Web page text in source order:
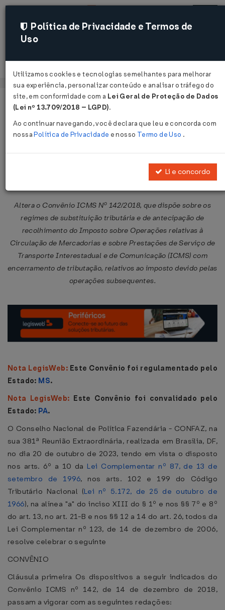
Acessar
Página Inicial Legislações
Convênio ICMS Nº 171 DE
Altera o Convênio ICMS Nº 142/2018, que dispõe sobre os
regimes de substituição tributária e de antecipação de
recolhimento do Imposto sobre Operações relativas à
Circulação de Mercadorias e sobre Prestações de Serviço de
Transporte Interestadual e de Comunicação (ICMS) com
encerramento de tributação, relativos ao imposto devido pelas
operações subsequentes.
Nota LegisWeb: Este Convênio foi regulamentado pelo
Estado: MS.
Nota LegisWeb: Este Convênio foi convalidado pelo
Estado: PA.
O Conselho Nacional de Política Fazendária - CONFAZ, na
sua 381ª Reunião Extraordinária, realizada em Brasília, DF,
no dia 20 de outubro de 2023, tendo em vista o disposto
nos arts. 6º a 10 da Lei Complementar nº 87, de 13 de
setembro de 1996, nos arts. 102 e 199 do Código
Tributário Nacional (Lei nº 5.172, de 25 de outubro de
1966), na alínea "a" do inciso XIII do § 1º e nos §§ 7º e 8º
do art. 13, no art. 21-B e nos §§ 12 a 14 do art. 26, todos da
Lei Complementar nº 123, de 14 de dezembro de 2006,
resolve celebrar o seguinte
CONVÊNIO
Cláusula primeira Os dispositivos a seguir indicados do
Convênio ICMS nº 142, de 14 de dezembro de 2018,
passam a vigorar com as seguintes redações:
Política de Privacidade e Termos de
Uso
Utilizamos cookies e tecnologias semelhantes para melhorar
sua experiência, personalizar conteúdo e analisar o tráfego do
site, em conformidade com a Lei Geral de Proteção de Dados
(Lei nº 13.709/2018 – LGPD).
Ao continuar navegando, você declara que leu e concorda com
nossaPolítica de Privacidade e nosso Termo de Uso .
Li e concordo